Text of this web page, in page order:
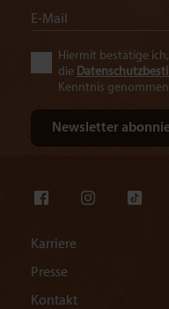
Karriere
Presse
Kontakt
Hiermit bestätige
die
Kenntnis